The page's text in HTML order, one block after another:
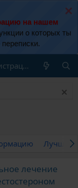
на нашем
о которых ты
Регистрация
Лучшие
лечение